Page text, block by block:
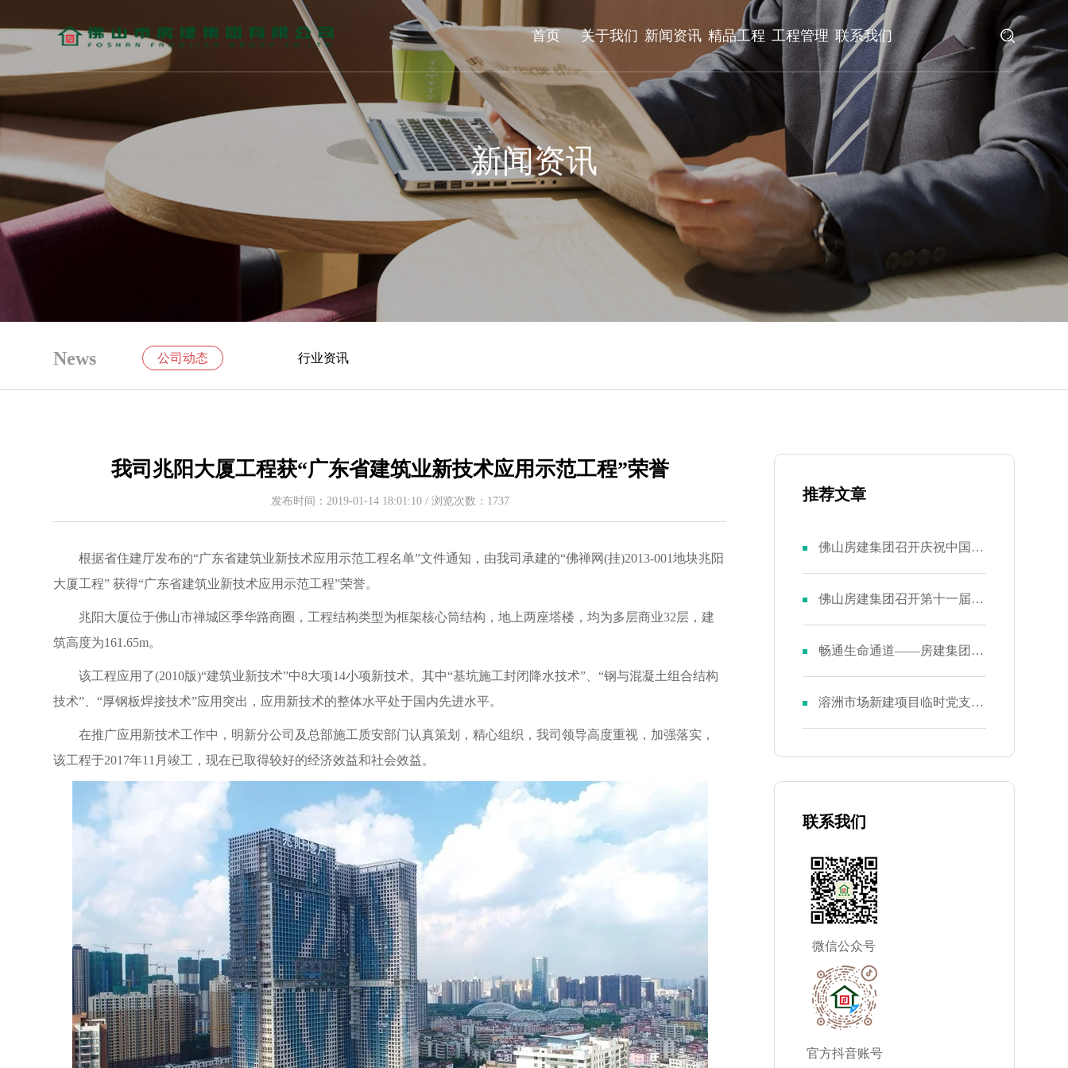
首页 关于我们 新闻资讯 精品工程 工程管理 联系我们
新闻资讯
News 公司动态 行业资讯
我司兆阳大厦工程获“广东省建筑业新技术应用示范工程”荣誉
发布时间：2019-01-14 18:01:10 / 浏览次数：1737
根据省住建厅发布的“广东省建筑业新技术应用示范工程名单”文件通知，由我司承建的“佛禅网(挂)2013-001地块兆阳
大厦工程” 获得“广东省建筑业新技术应用示范工程”荣誉。
兆阳大厦位于佛山市禅城区季华路商圈，工程结构类型为框架核心筒结构，地上两座塔楼，均为多层商业32层，建
筑高度为161.65m。
该工程应用了(2010版)“建筑业新技术”中8大项14小项新技术。其中“基坑施工封闭降水技术”、“钢与混凝土组合结构
技术”、“厚钢板焊接技术”应用突出，应用新技术的整体水平处于国内先进水平。
在推广应用新技术工作中，明新分公司及总部施工质安部门认真策划，精心组织，我司领导高度重视，加强落实，
该工程于2017年11月竣工，现在已取得较好的经济效益和社会效益。
推荐文章
佛山房建集团召开庆祝中国共
产党成立103周年暨第八届二
次党员大会
佛山房建集团召开第十一届二
次职代会暨第八届二次股东大
会
畅通生命通道——房建集团召
开“安全生产月”活动动员大会
溶洲市场新建项目临时党支部
联系我们
微信公众号
官方抖音账号